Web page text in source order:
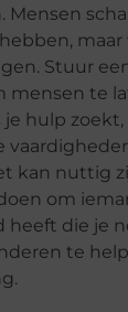
Mensen
Stuur
mensen te
je hulp
kan nuttig
om
heeft die je
te